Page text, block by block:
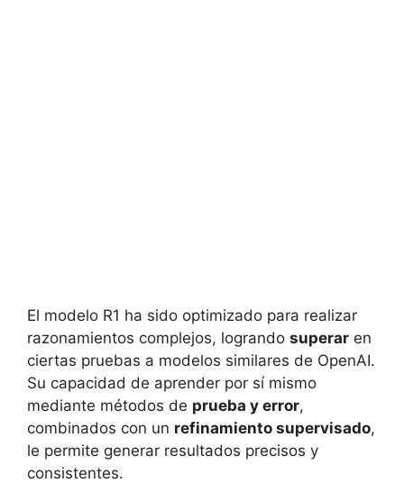
El modelo R1 ha sido optimizado para realizar
razonamientos complejos, logrando superar en
ciertas pruebas a modelos similares de OpenAI.
Su capacidad de aprender por sí mismo
mediante métodos de prueba y error,
combinados con un refinamiento supervisado,
le permite generar resultados precisos y
consistentes.